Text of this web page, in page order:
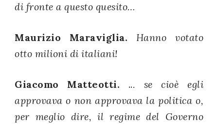
di fronte a questo quesito…
Maurizio Maraviglia. Hanno votato
otto milioni di italiani!
Giacomo Matteotti. ... se cioè egli
approvava o non approvava la politica o,
per meglio dire, il regime del Governo